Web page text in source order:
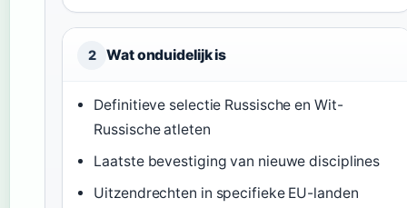
2 Wat onduidelijk is
Definitieve selectie Russische en Wit-
Russische atleten
Laatste bevestiging van nieuwe disciplines
Uitzendrechten in specifieke EU-landen